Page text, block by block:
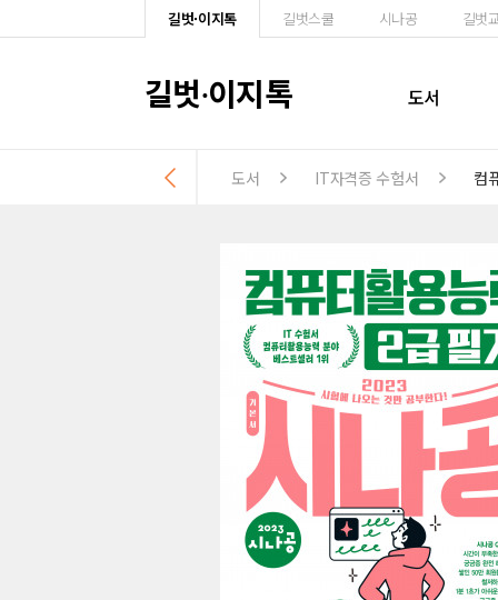
길벗·이지톡 길벗스쿨 시나공 길벗
길벗·이지톡 도서
도서 IT자격증 수험서 컴